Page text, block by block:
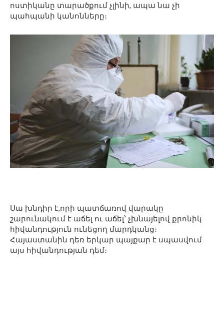
ոստիկանը տարածքում չլինի, ապա նա չի
պահպանի կանոնները։
Սա խնդիր է,որի պատճառով վարակը
շարունակում է աճել ու աճել՝ չխնայելով քրոնիկ
հիվանդություն ունեցող մարդկանց։
Հայաստանին դեռ երկար պայքար է սպասվում
այս հիվանդության դեմ։